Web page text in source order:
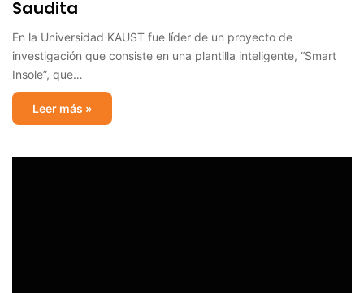
Saudita
En la Universidad KAUST fue líder de un proyecto de
investigación que consiste en una plantilla inteligente, “Smart
Insole”, que…
Leer más »